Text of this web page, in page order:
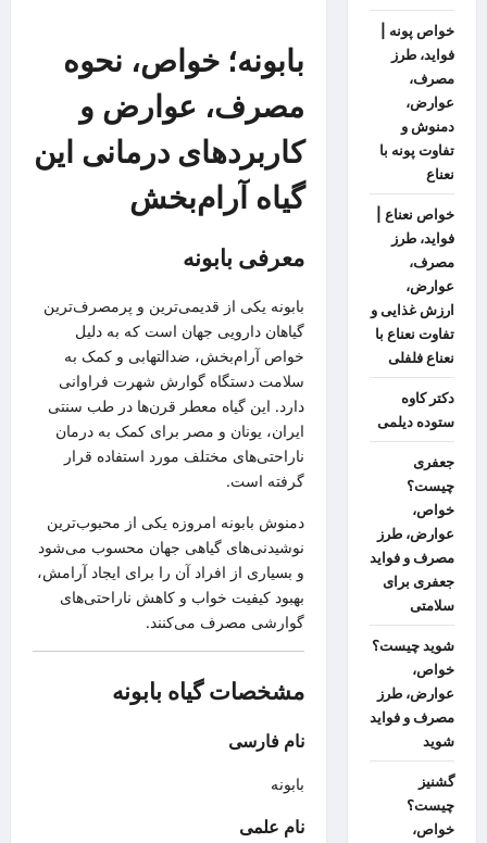
بابونه؛ خواص، نحوه
مصرف، عوارض و
کاربردهای درمانی این
گیاه آرام‌بخش
معرفی بابونه
بابونه یکی از قدیمی‌ترین و پرمصرف‌ترین
گیاهان دارویی جهان است که به دلیل
خواص آرام‌بخش، ضدالتهابی و کمک به
سلامت دستگاه گوارش شهرت فراوانی
دارد. این گیاه معطر قرن‌ها در طب سنتی
ایران، یونان و مصر برای کمک به درمان
ناراحتی‌های مختلف مورد استفاده قرار
گرفته است.
دمنوش بابونه امروزه یکی از محبوب‌ترین
نوشیدنی‌های گیاهی جهان محسوب می‌شود
و بسیاری از افراد آن را برای ایجاد آرامش،
بهبود کیفیت خواب و کاهش ناراحتی‌های
گوارشی مصرف می‌کنند.
مشخصات گیاه بابونه
نام فارسی
بابونه
نام علمی
خواص پونه |
فواید، طرز
مصرف،
عوارض،
دمنوش و
تفاوت پونه با
نعناع
خواص نعناع |
فواید، طرز
مصرف،
عوارض،
ارزش غذایی و
تفاوت نعناع با
نعناع فلفلی
دکتر کاوه
ستوده دیلمی
جعفری
چیست؟
خواص،
عوارض، طرز
مصرف و فواید
جعفری برای
سلامتی
شوید چیست؟
خواص،
عوارض، طرز
مصرف و فواید
شوید
گشنیز
چیست؟
خواص،